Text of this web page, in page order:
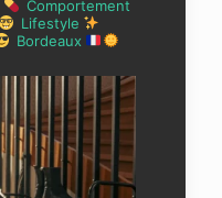
Comportement
Lifestyle
Bordeaux